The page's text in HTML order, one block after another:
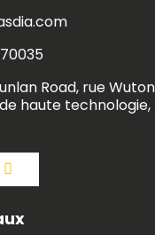
Road, rue
haute technologie,